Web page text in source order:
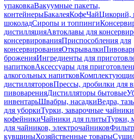
упаковкаВакуумные пакеты,
контейнерыБакалеяКофеЧайЦикорий,
шоколадСиропы и топпинги
дистилляцияАвтоклавы для
консервированияПриспособления для
консервированияОткрывалки
броженияИнгредиенты для
напитковАксессуары для
алкогольных напитков
дистилляторовПрессы, дробилки для
пивоваренияДистилляторы бытовые
инвентарьШвабры, насадкиВедра,
для уборкиТурки, заварочные чайники
кофейникиЧайники для плитыТурки,
для чайников, электрочайников
кувшиныХозяйственные товары